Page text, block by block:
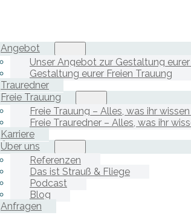
Angebot
Unser Angebot zur Gestaltung eurer
Gestaltung eurer Freien Trauung
Trauredner
Freie Trauung
Freie Trauung – Alles, was ihr
Freie Trauredner – Alles, was ihr
Karriere
Über uns
Referenzen
Das ist Strauß & Fliege
Podcast
Blog
Anfragen